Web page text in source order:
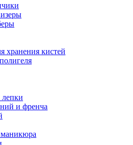
хранения кистей
и френча